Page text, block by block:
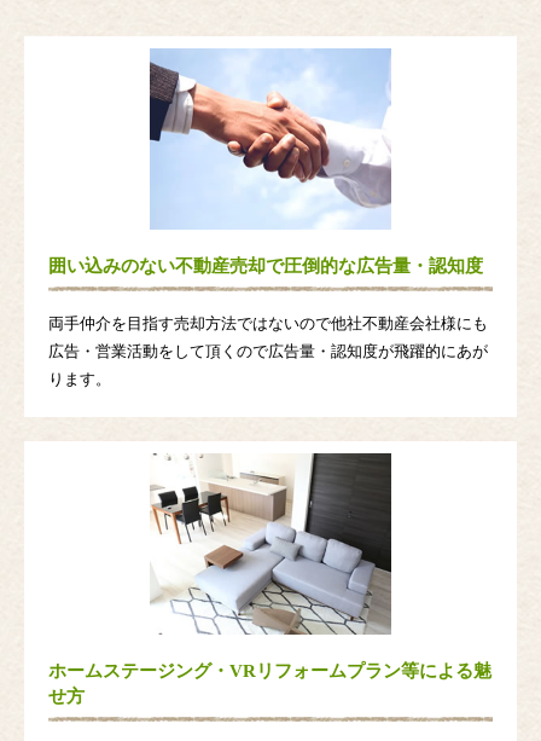
囲い込みのない不動産売却で圧倒的な広告量・認知度
両手仲介を目指す売却方法ではないので他社不動産会社様にも
広告・営業活動をして頂くので広告量・認知度が飛躍的にあが
ります。
ホームステージング・VRリフォームプラン等による魅
せ方